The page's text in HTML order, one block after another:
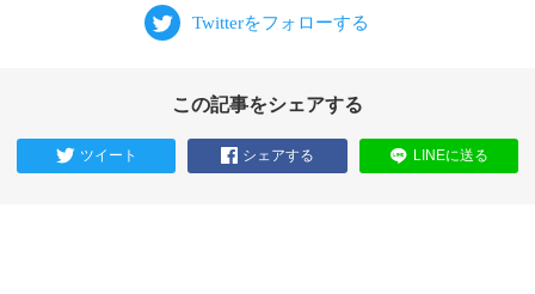
この記事をシェアする
ツイート シェアする LINEに送る